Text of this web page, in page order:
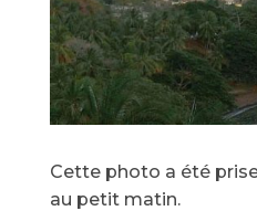
Cette photo a été
au petit matin.